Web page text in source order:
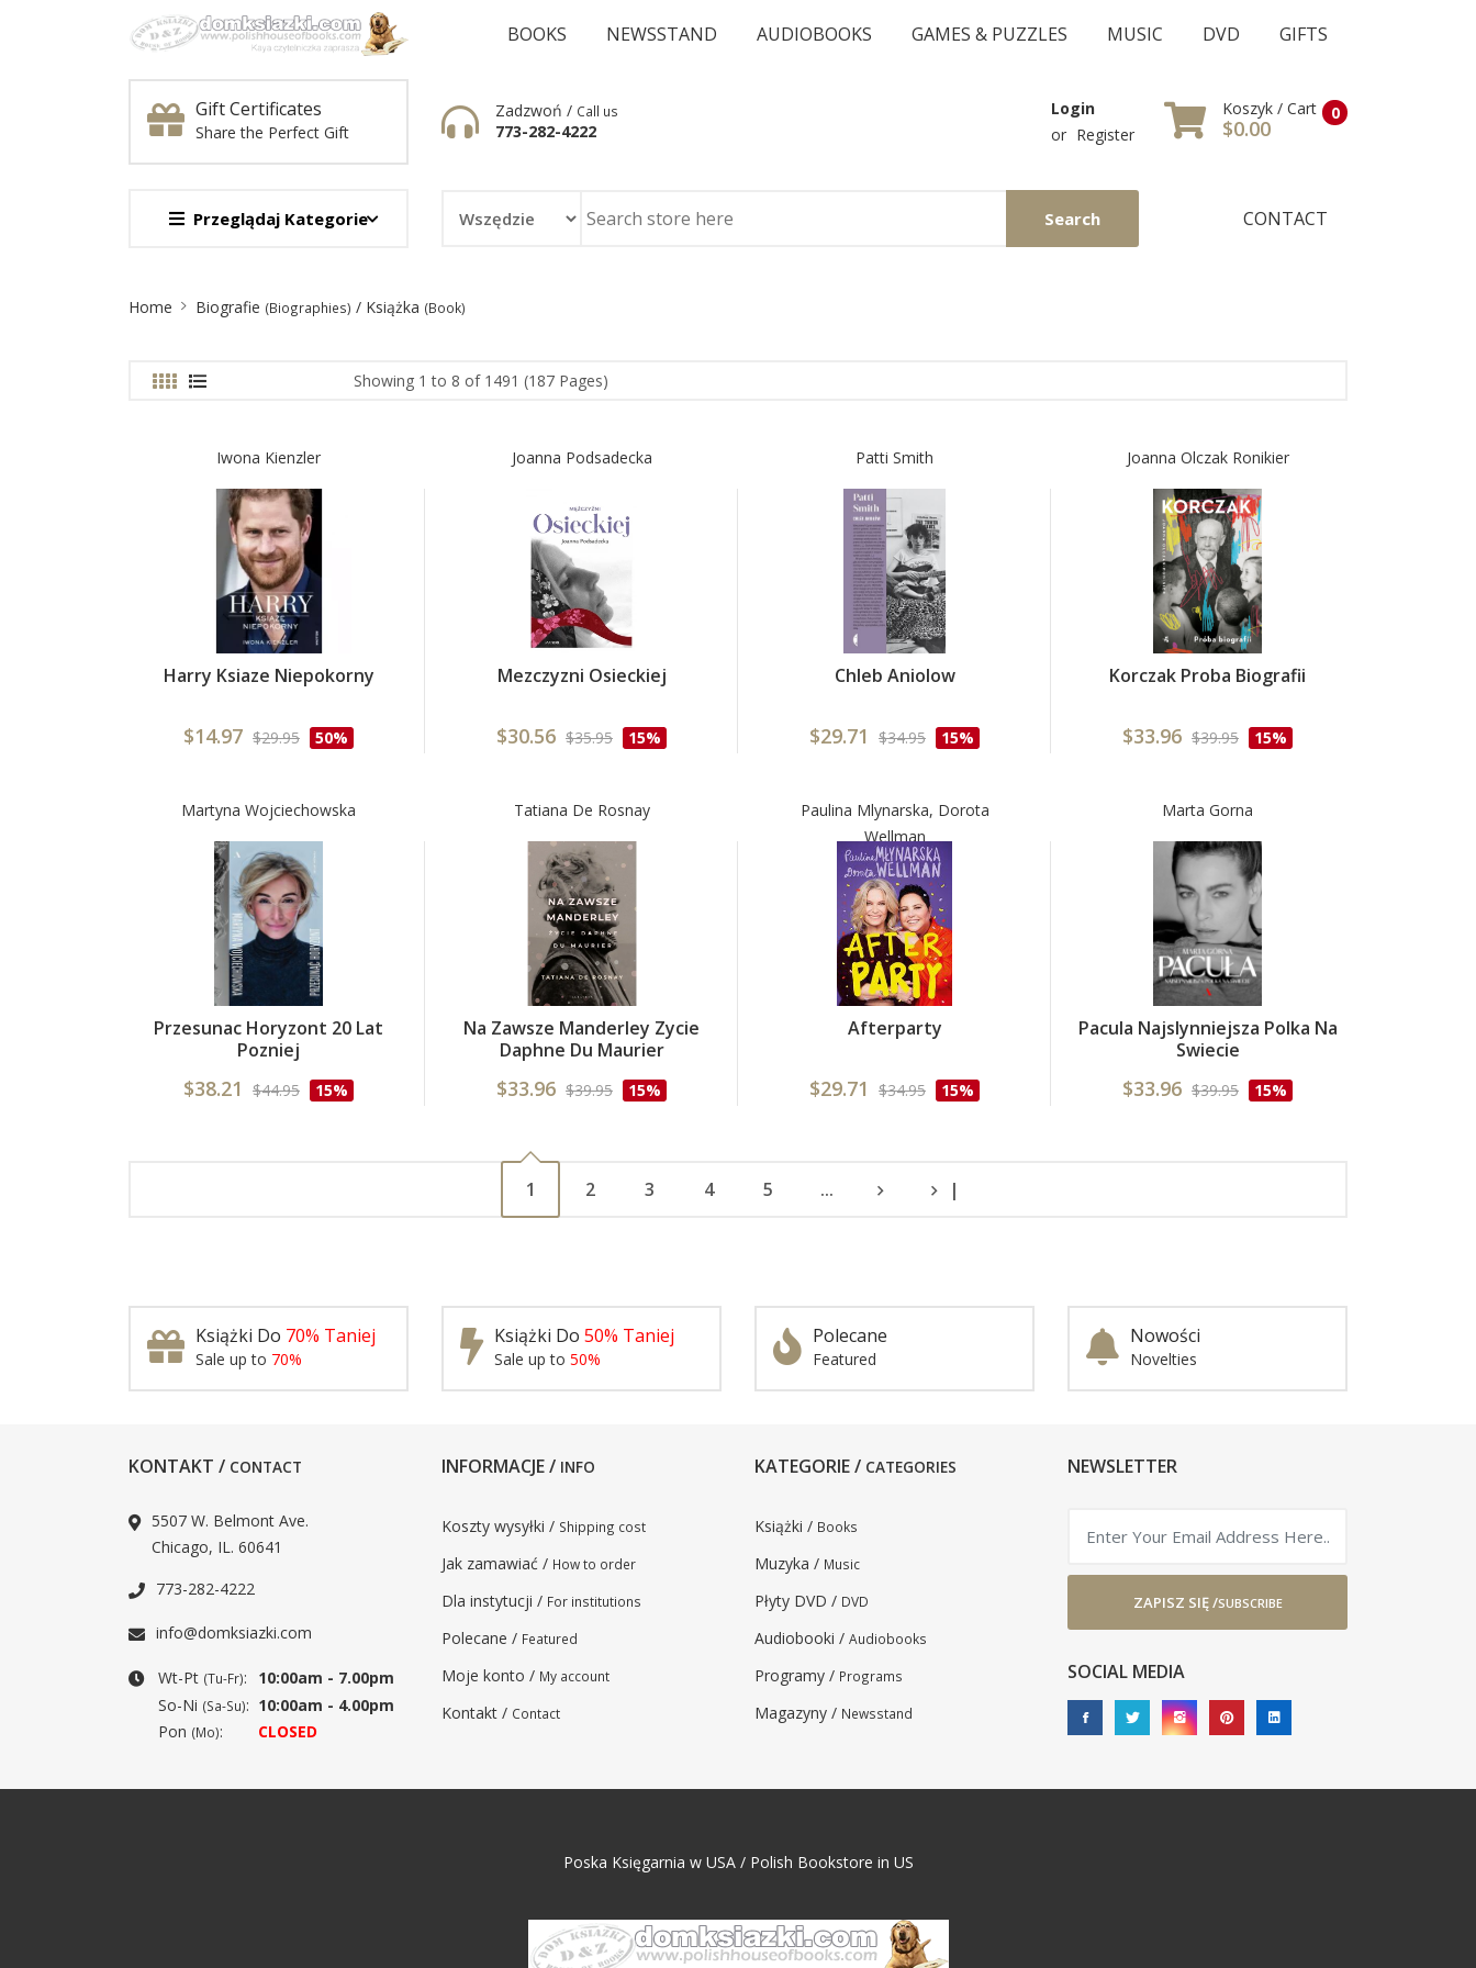
BOOKS NEWSSTAND AUDIOBOOKS GAMES & PUZZLES MUSIC DVD GIFTS
Gift Certificates
Share the Perfect Gift
Zadzwoń / Call us
773-282-4222
Login
or Register
0
Koszyk / Cart
$0.00
Przeglądaj Kategorie Search CONTACT
Home Biografie (Biographies) / Książka (Book)
Showing 1 to 8 of 1491 (187 Pages)
Iwona Kienzler
Harry Ksiaze Niepokorny
$14.97 $29.95 50%
Joanna Podsadecka
Mezczyzni Osieckiej
$30.56 $35.95 15%
Patti Smith
Chleb Aniolow
$29.71 $34.95 15%
Joanna Olczak Ronikier
Korczak Proba Biografii
$33.96 $39.95 15%
Martyna Wojciechowska
Przesunac Horyzont 20 Lat
Pozniej
$38.21 $44.95 15%
Tatiana De Rosnay
Na Zawsze Manderley Zycie
Daphne Du Maurier
$33.96 $39.95 15%
Paulina Mlynarska, Dorota
Wellman
Afterparty
$29.71 $34.95 15%
Marta Gorna
Pacula Najslynniejsza Polka Na
Swiecie
$33.96 $39.95 15%
1 2 3 4 5 ... |
Książki Do 70% Taniej
Sale up to 70%
Książki Do 50% Taniej
Sale up to 50%
Polecane
Featured
Nowości
Novelties
KONTAKT / CONTACT
5507 W. Belmont Ave.
Chicago, IL. 60641
773-282-4222
info@domksiazki.com
Wt-Pt (Tu-Fr):
10:00am - 7.00pm
So-Ni (Sa-Su): 10:00am - 4.00pm
Pon (Mo): CLOSED
INFORMACJE / INFO
Koszty wysyłki / Shipping cost
Jak zamawiać / How to order
Dla instytucji / For institutions
Polecane / Featured
Moje konto / My account
Kontakt / Contact
KATEGORIE / CATEGORIES
Książki / Books
Muzyka / Music
Płyty DVD / DVD
Audiobooki / Audiobooks
Programy / Programs
Magazyny / Newsstand
NEWSLETTER
ZAPISZ SIĘ /SUBSCRIBE
SOCIAL MEDIA
Poska Księgarnia w USA / Polish Bookstore in US